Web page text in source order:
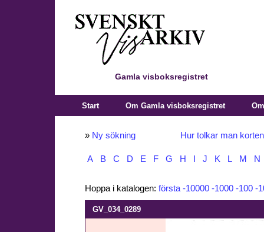
Gamla visboksregistret
Start Om Gamla visboksregistret
» Ny sökning Hur tolkar man
A B C D E F G H J K L M N
Hoppa i katalogen: första -10000 -1000 -100 -
GV_034_0289